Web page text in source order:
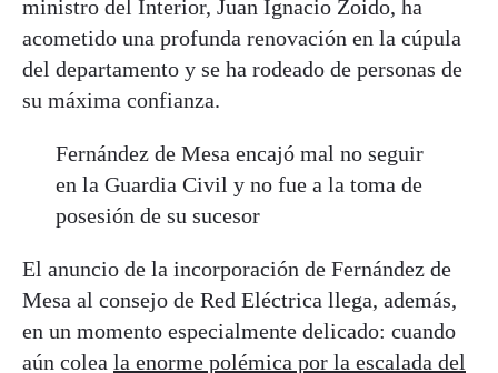
ministro del Interior, Juan Ignacio Zoido, ha
acometido una profunda renovación en la cúpula
del departamento y se ha rodeado de personas de
su máxima confianza.
Fernández de Mesa encajó mal no seguir
en la Guardia Civil y no fue a la toma de
posesión de su sucesor
El anuncio de la incorporación de Fernández de
Mesa al consejo de Red Eléctrica llega, además,
en un momento especialmente delicado: cuando
aún colea la enorme polémica por la escalada del